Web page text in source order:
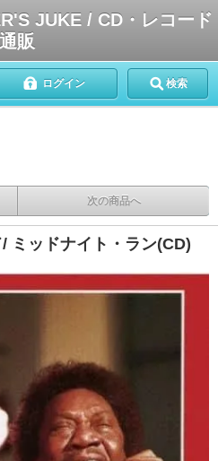
JUKE / CD・レコード
通販
ログイン 検索
次の商品へ
ミッドナイト・ラン(CD)